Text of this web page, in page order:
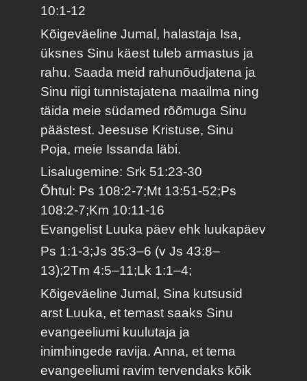
10:1-12
Kõigeväeline Jumal, halastaja Isa,
üksnes Sinu käest tuleb armastus ja
rahu. Saada meid rahunõudjatena ja
Sinu riigi tunnistajatena maailma ning
täida meie südamed rõõmuga Sinu
päästest. Jeesuse Kristuse, Sinu
Poja, meie Issanda läbi.
Lisalugemine: Srk 51:23-30
Õhtul: Ps 108:2-7;Mt 13:51-52;Ps
108:2-7;Km 10:11-16
Evangelist Luuka päev ehk luukapäev
Ps 1:1-3;Js 35:3–6 (v Js 43:8–
13);2Tm 4:5–11;Lk 1:1–4;
Kõigeväeline Jumal, Sina kutsusid
arst Luuka, et temast saaks Sinu
evangeeliumi kuulutaja ja
inimhingede ravija. Anna, et tema
evangeeliumi ravim tervendaks kõik